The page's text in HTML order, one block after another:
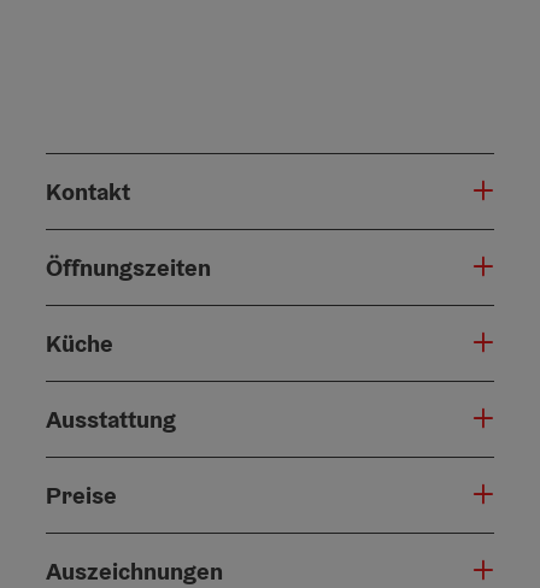
Kontakt
Öffnungszeiten
Küche
Ausstattung
Preise
Auszeichnungen